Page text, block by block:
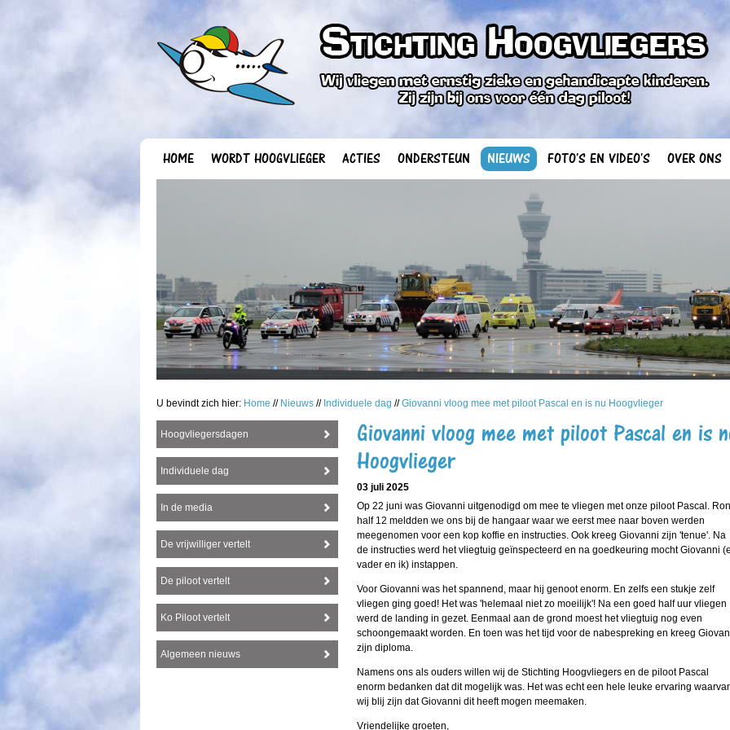
HOME WORDT HOOGVLIEGER ACTIES ONDERSTEUN NIEUWS FOTO'S EN VIDEO'S OVER ONS
U bevindt zich hier: Home // Nieuws // Individuele dag //Giovanni vloog mee met piloot Pascal en is nu Hoogvlieger
Hoogvliegersdagen
Individuele dag
In de media
De vrijwilliger vertelt
De piloot vertelt
Ko Piloot vertelt
Algemeen nieuws
Giovanni vloog mee met piloot Pascal en is
Hoogvlieger
03 juli 2025
Op 22 juni was Giovanni uitgenodigd om mee te vliegen met onze piloot Pascal.
half 12 meldden we ons bij de hangaar waar we eerst mee naar boven werden
meegenomen voor een kop koffie en instructies. Ook kreeg Giovanni zijn 'tenue'. Na
de instructies werd het vliegtuig geïnspecteerd en na goedkeuring mocht Giovanni
vader en ik) instappen.
Voor Giovanni was het spannend, maar hij genoot enorm. En zelfs een stukje zelf
vliegen ging goed! Het was 'helemaal niet zo moeilijk'! Na een goed half uur vliegen
werd de landing in gezet. Eenmaal aan de grond moest het vliegtuig nog even
schoongemaakt worden. En toen was het tijd voor de nabespreking en kreeg
zijn diploma.
Namens ons als ouders willen wij de Stichting Hoogvliegers en de piloot Pascal
enorm bedanken dat dit mogelijk was. Het was echt een hele leuke ervaring
wij blij zijn dat Giovanni dit heeft mogen meemaken.
Vriendelijke groeten,